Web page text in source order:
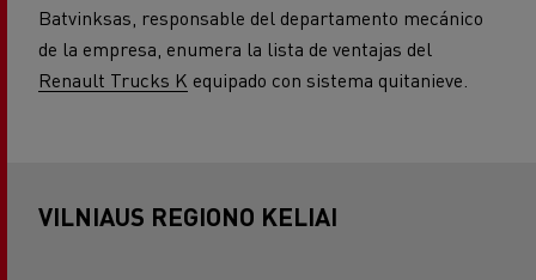
Batvinksas, responsable del departamento mecánico
de la empresa, enumera la lista de ventajas del
Renault Trucks K equipado con sistema quitanieve.
VILNIAUS REGIONO KELIAI